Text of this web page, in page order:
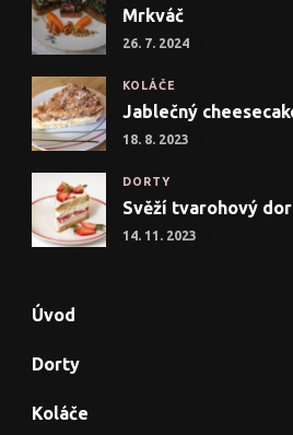
Mrkváč
26. 7. 2024
KOLÁČE
Jablečný
18. 8. 2023
DORTY
Svěží tvarohový
14. 11. 2023
Úvod
Dorty
Koláče